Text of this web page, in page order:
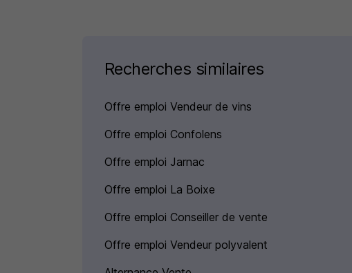
Recherches similaires
Offre emploi Vendeur de vins
Offre emploi Confolens
Offre emploi Jarnac
Offre emploi La Boixe
Offre emploi Conseiller de vente
Offre emploi Vendeur polyvalent